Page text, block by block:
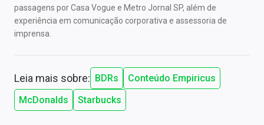
passagens por Casa Vogue e Metro Jornal SP, além de
experiência em comunicação corporativa e assessoria de
imprensa.
Leia mais sobre: BDRs
Conteúdo Empiricus
McDonalds
Starbucks